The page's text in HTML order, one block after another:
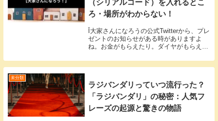
（シリアルコード）を入れるとこ
ろ・場所がわからない！
Ī大家さんになろうの公式Twitterから、プレ
ゼントのお知らせがある時がありますよ
ね。お金がもらえたり。ダイヤがもらえた
つけれなかったので大変時間を取られまし
未分類
ラジバンダリっていつ流行った？
「ラジバンダリ」の秘密：人気フ
レーズの起源と驚きの物語